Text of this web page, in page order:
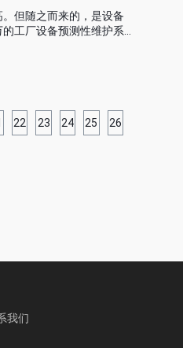
但随之而来的，是设备
工厂设备预测性维护系
赶时髦，还是为了真金
22 23 24 25 26
我们